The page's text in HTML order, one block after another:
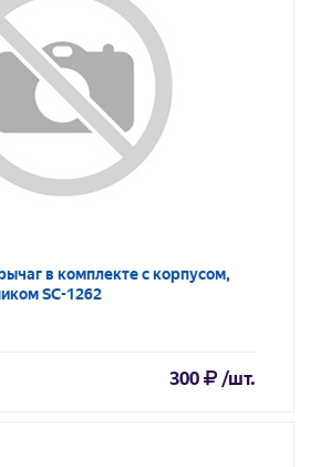
в комплекте с корпусом,
SC-1262
300 /шт.